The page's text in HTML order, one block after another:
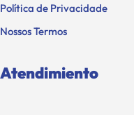
Política de Privacidade
Nossos Termos
Atendimiento